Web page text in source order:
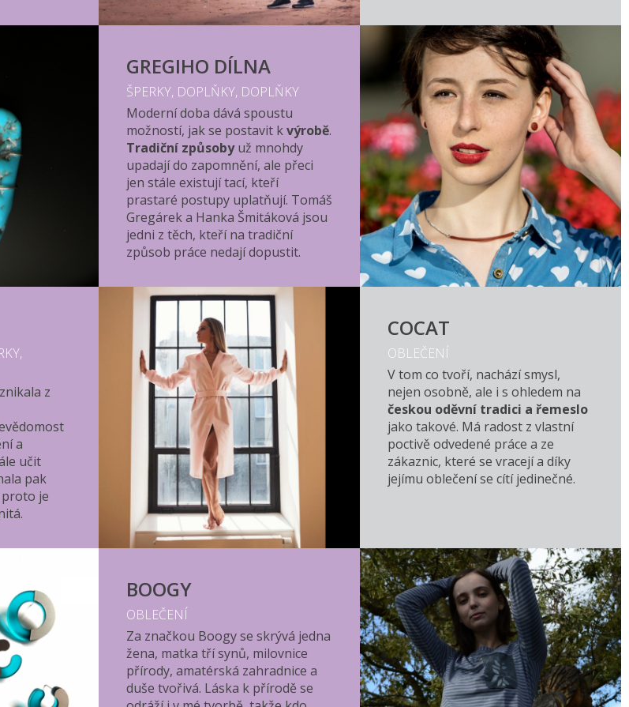
GREGIHO DÍLNA
ŠPERKY, DOPLŇKY, DOPLŇKY
Moderní doba dává spoustu
možností, jak se postavit kvýrobě.
Tradiční způsobyuž mnohdy
upadají do zapomnění, ale přeci
jen stále existují tací, kteří
prastaré postupy uplatňují. Tomáš
Gregárek a Hanka Šmitáková jsou
jedni z těch, kteří na tradiční
způsob práce nedají dopustit.
z
a
učit
pak
je
COCAT
OBLEČENÍ
V tom co tvoří, nachází smysl,
nejen osobně, ale i s ohledem na
českou oděvní tradici a řemeslo
jako takové. Má radost z vlastní
poctivě odvedené práce a ze
zákaznic, které se vracejí a díky
jejímu oblečení se cítí jedinečné.
BOOGY
OBLEČENÍ
Za značkou Boogy se skrývá jedna
žena, matka tří synů, milovnice
přírody, amatérská zahradnice a
duše tvořivá. Láska k přírodě se